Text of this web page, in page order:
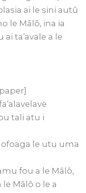
ai le sini autū
le Mālō, ina ia
ai ta’avale a le
tali atu i
le utu uma
fou a le Mālō,
le Mālō o le a